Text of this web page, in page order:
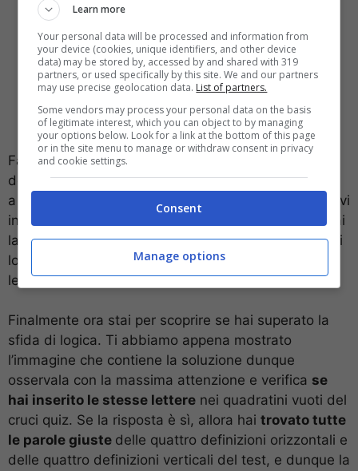
Fai partire il cronometro e leggi subito le quattro
definizioni verticali, che trovi nell’Illustrazione in alto
a sinistra, e le quattro definizioni orizzontali, che trovi
in basso a destra. In fondo a questo articolo troverai
la soluzione finale e la spiegazione della tua sfida di
logica. Quindi allo scadere dei 90 secondi corri a
leggerla.
Finalmente ora stai per scoprire se hai superato la
sfida di logica. Ti abbiamo appena mostrato
l’immagine che contiene la soluzione dunque
osservala con la massima attenzione e verifica se
hai inserito le stesse lettere nei quadratini vuoti del
cruci quiz. Se la risposta è sì, allora hai trovato tutte
le parole giuste delle quattro definizioni orizzontali e
delle quattro definizioni verticali del test, e dunque la
Learn more
Your personal data will be processed and information from
your device (cookies, unique identifiers, and other device
data) may be stored by, accessed by and shared with 319
partners, or used specifically by this site. We and our partners
may use precise geolocation data. List of partners.
Some vendors may process your personal data on the basis
of legitimate interest, which you can object to by managing
your options below. Look for a link at the bottom of this page
or in the site menu to manage or withdraw consent in privacy
and cookie settings.
Consent
Manage options